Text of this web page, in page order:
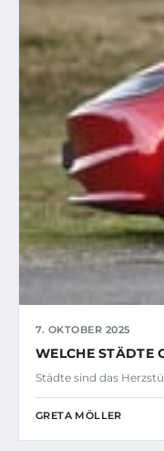
7. OKTOBER 2025
WELCHE STÄDTE
Städte sind das
GRETA MÖLLER